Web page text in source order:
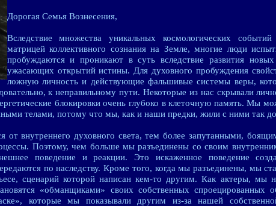
Дорогая Семья Вознесения,
Вследствие множества уникальных космологических
матрицей коллективного сознания на Земле, многие люди
пробуждаются и проникают в суть вследствие развития
ужасающих открытий истины. Для духовного пробуждения
ложную личность и действующие фальшивые системы веры,
к неправильному пути. Некоторые из нас скрывали
блокировки очень глубоко в клеточную память. Мы
телами, потому что мы, как и наши предки, жили с ними так
внутреннего духовного света, тем более запутанными,
Поэтому, чем больше мы разъединены со своим
поведение и реакции. Это искаженное поведение
по наследству. Кроме того, когда мы разъединены, мы
сценарий которой написан кем-то другим. Как актеры, мы
«обманщиками» своих собственных спроецированных
которые мы показывали другим из-за нашей